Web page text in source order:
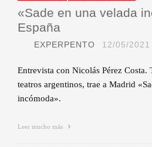
«Sade en una velada
España
EXPERPENTO 12/05/2021
Entrevista con Nicolás Pérez Costa.
teatros argentinos, trae a Madrid
incómoda».
Leer mucho más